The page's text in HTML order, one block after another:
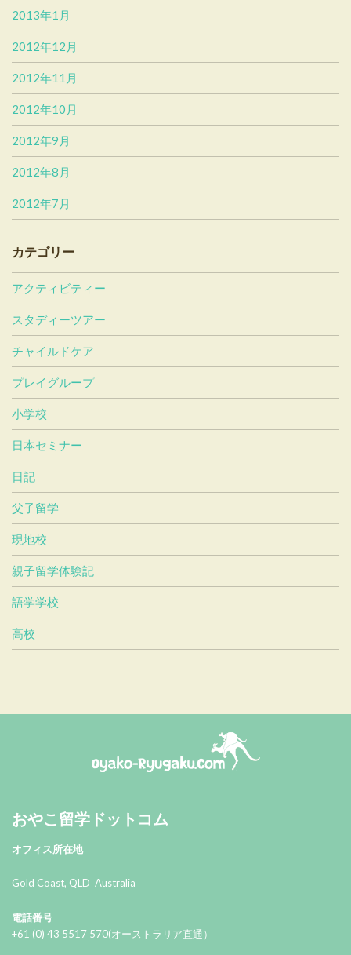
2013年1月
2012年12月
2012年11月
2012年10月
2012年9月
2012年8月
2012年7月
カテゴリー
アクティビティー
スタディーツアー
チャイルドケア
プレイグループ
小学校
日本セミナー
日記
父子留学
現地校
親子留学体験記
語学学校
高校
おやこ留学ドットコム
オフィス所在地
Gold Coast, QLD Australia
電話番号
+61 (0) 43 5517 570(オーストラリア直通）